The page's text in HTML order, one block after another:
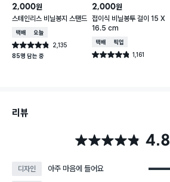
2,000원
스테인리스 비닐봉지 스탠드
택배배송오늘배송
별점 4.8점 2,135
건 작성
85명 담는 중
2,000원
접이식 비닐봉투 걸이 15 X
16.5 cm
택배배송매장픽업
별점 4.8점 1,161
건 작성
리뷰
별점 4.8점 4.8
디자인 아주 마음에 들어요